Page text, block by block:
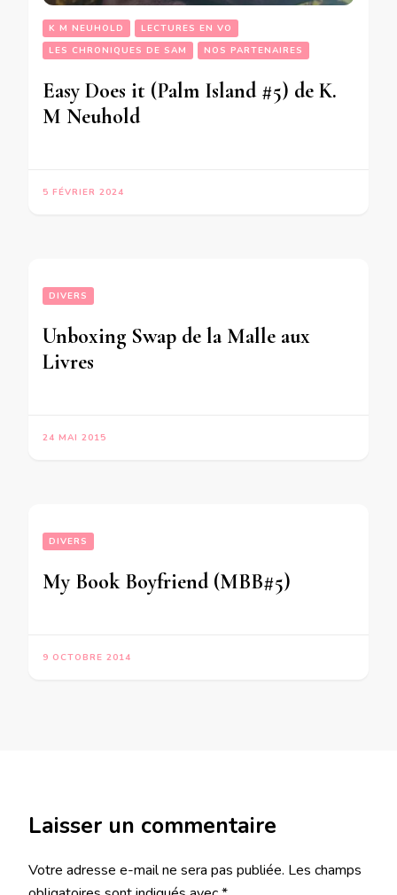
K M NEUHOLD
LECTURES EN VO
LES CHRONIQUES DE SAM
NOS PARTENAIRES
Easy Does it (Palm Island #5) de K.
M Neuhold
5 FÉVRIER 2024
DIVERS
Unboxing Swap de la Malle aux
Livres
24 MAI 2015
DIVERS
My Book Boyfriend (MBB#5)
9 OCTOBRE 2014
Laisser un commentaire
Votre adresse e-mail ne sera pas publiée. Les champs